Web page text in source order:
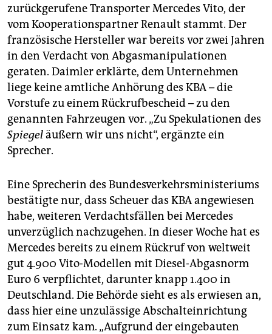
zurückgerufene Transporter Mercedes Vito, der
vom Kooperationspartner Renault stammt. Der
französische Hersteller war bereits vor zwei Jahren
in den Verdacht von Abgasmanipulationen
geraten. Daimler erklärte, dem Unternehmen
liege keine amtliche Anhörung des KBA – die
Vorstufe zu einem Rückrufbescheid – zu den
genannten Fahrzeugen vor. „Zu Spekulationen des
Spiegeläußern wir uns nicht“, ergänzte ein
Sprecher.
Eine Sprecherin des Bundesverkehrsministeriums
bestätigte nur, dass Scheuer das KBA angewiesen
habe, weiteren Verdachtsfällen bei Mercedes
unverzüglich nachzugehen. In dieser Woche hat es
Mercedes bereits zu einem Rückruf von weltweit
gut 4.900 Vito-Modellen mit Diesel-Abgasnorm
Euro 6 verpflichtet, darunter knapp 1.400 in
Deutschland. Die Behörde sieht es als erwiesen an,
dass hier eine unzulässige Abschalteinrichtung
zum Einsatz kam. „Aufgrund der eingebauten